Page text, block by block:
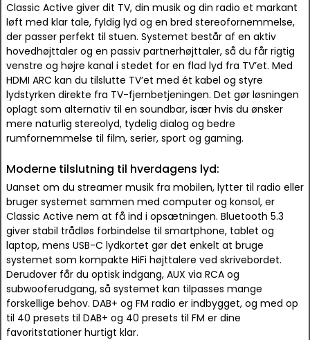
Classic Active giver dit TV, din musik og din radio et markant
løft med klar tale, fyldig lyd og en bred stereofornemmelse,
der passer perfekt til stuen. Systemet består af en aktiv
hovedhøjttaler og en passiv partnerhøjttaler, så du får rigtig
venstre og højre kanal i stedet for en flad lyd fra TV’et. Med
HDMI ARC kan du tilslutte TV’et med ét kabel og styre
lydstyrken direkte fra TV-fjernbetjeningen. Det gør løsningen
oplagt som alternativ til en soundbar, især hvis du ønsker
mere naturlig stereolyd, tydelig dialog og bedre
rumfornemmelse til film, serier, sport og gaming.
Moderne tilslutning til hverdagens lyd:
Uanset om du streamer musik fra mobilen, lytter til radio eller
bruger systemet sammen med computer og konsol, er
Classic Active nem at få ind i opsætningen. Bluetooth 5.3
giver stabil trådløs forbindelse til smartphone, tablet og
laptop, mens USB-C lydkortet gør det enkelt at bruge
systemet som kompakte HiFi højttalere ved skrivebordet.
Derudover får du optisk indgang, AUX via RCA og
subwooferudgang, så systemet kan tilpasses mange
forskellige behov. DAB+ og FM radio er indbygget, og med op
til 40 presets til DAB+ og 40 presets til FM er dine
favoritstationer hurtigt klar.